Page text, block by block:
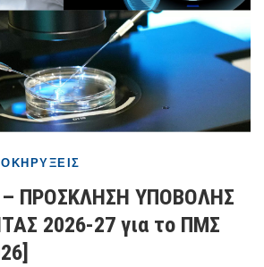
στη
και
–
Ιατρική
ΠΡΟΣΚΛΗΣΗ ΥΠΟΒΟΛΗΣ
2026-27 για το ΠΜΣ